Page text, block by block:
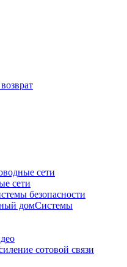
сети
сети
безопасности
Системы
сотовой связи